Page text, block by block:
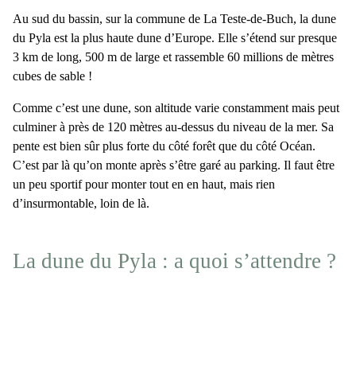
Au sud du bassin, sur la commune de La Teste-de-Buch, la dune
du Pyla est la plus haute dune d’Europe. Elle s’étend sur presque
3 km de long, 500 m de large et rassemble 60 millions de mètres
cubes de sable !
Comme c’est une dune, son altitude varie constamment mais peut
culminer à près de 120 mètres au-dessus du niveau de la mer. Sa
pente est bien sûr plus forte du côté forêt que du côté Océan.
C’est par là qu’on monte après s’être garé au parking. Il faut être
un peu sportif pour monter tout en en haut, mais rien
d’insurmontable, loin de là.
La dune du Pyla : a quoi s’attendre ?